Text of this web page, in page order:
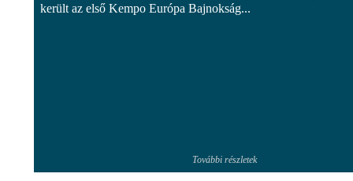
került az első Kempo Európa Bajnokság...
További részletek